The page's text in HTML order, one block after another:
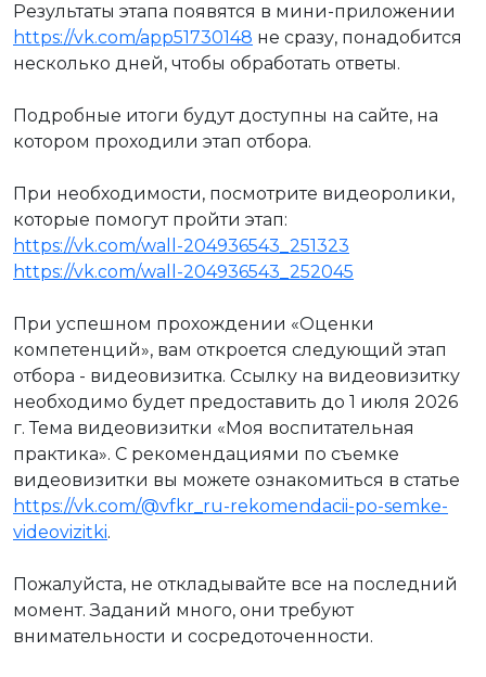
Результаты этапа появятся в мини-приложении
https://vk.com/app51730148 не сразу, понадобится
несколько дней, чтобы обработать ответы.
Подробные итоги будут доступны на сайте, на
котором проходили этап отбора.
При необходимости, посмотрите видеоролики,
которые помогут пройти этап:
https://vk.com/wall-204936543_251323
https://vk.com/wall-204936543_252045
При успешном прохождении «Оценки
компетенций», вам откроется следующий этап
отбора - видеовизитка. Ссылку на видеовизитку
необходимо будет предоставить до 1 июля 2026
г. Тема видеовизитки «Моя воспитательная
практика». С рекомендациями по съемке
видеовизитки вы можете ознакомиться в статье
https://vk.com/@vfkr_ru-rekomendacii-po-semke-
videovizitki.
Пожалуйста, не откладывайте все на последний
момент. Заданий много, они требуют
внимательности и сосредоточенности.